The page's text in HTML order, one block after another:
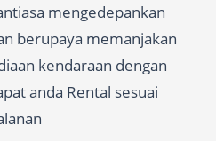
mengedepankan
berupaya memanjakan
kendaraan dengan
anda Rental sesuai